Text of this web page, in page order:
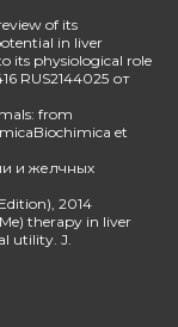
of its
in liver
its physiological role
RUS2144025 от
from
et
и желчных
2014
therapy in liver
utility. J.